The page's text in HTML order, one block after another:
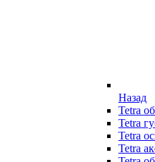
Назад
Tetra
Tetra
Tetra
Tetra